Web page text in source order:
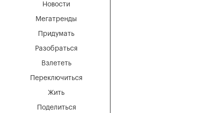
Мегатренды
Придумать
Разобраться
Взлететь
Новости
Переключиться
Жить
Поделиться